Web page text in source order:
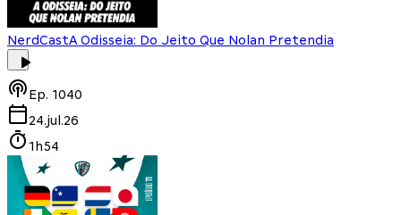
NerdCastA Odisseia: Do Jeito Que Nolan Pretendia
Ep. 1040
24.jul.26
1h54